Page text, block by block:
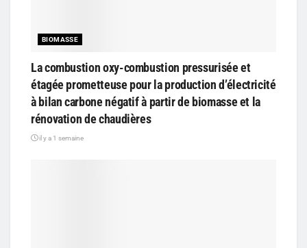
BIOMASSE
La combustion oxy-combustion pressurisée et
étagée prometteuse pour la production d’électricité
à bilan carbone négatif à partir de biomasse et la
rénovation de chaudières
il y a 1 semaine